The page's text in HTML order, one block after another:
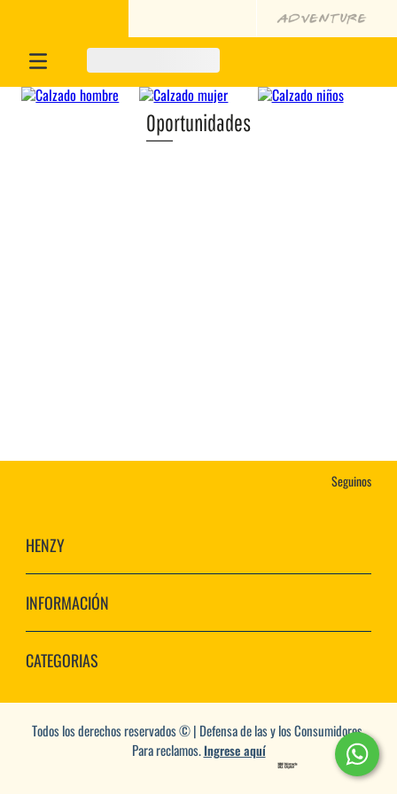
Oportunidades
Seguinos
HENZY
INFORMACIÓN
CATEGORIAS
Todos los derechos reservados © | Defensa de las y los Consumidores.
Para reclamos.Ingrese aquí